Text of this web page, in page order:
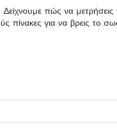
πώς να
πίνακες για να βρεις